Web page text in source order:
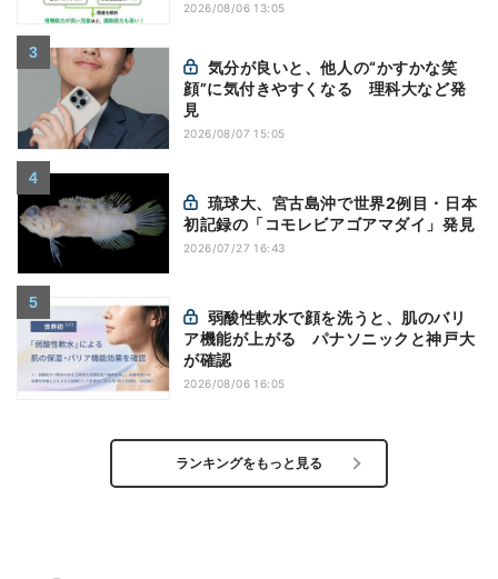
2026/08/06 13:05
顔”に気付きやすくなる 理科大など発
見
2026/08/07 15:05
初記録の「コモレビアゴアマダイ」発見
2026/07/27 16:43
ア機能が上がる パナソニックと神戸大
が確認
2026/08/06 16:05
ランキングをもっと見る